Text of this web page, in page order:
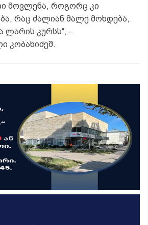
მოვლენა, როგორც კი
რაც ძალიან მალე მოხდება,
ლარის კურსს“, -
კობახიძემ.